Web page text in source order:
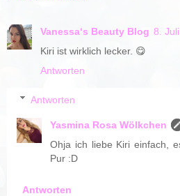
Vanessa‘s Beauty Blog 8.
Kiri ist wirklich lecker. 😋
Antworten
Antworten
Yasmina Rosa Wölkchen
Ohja ich liebe Kiri einfach,
Pur :D
Antworten